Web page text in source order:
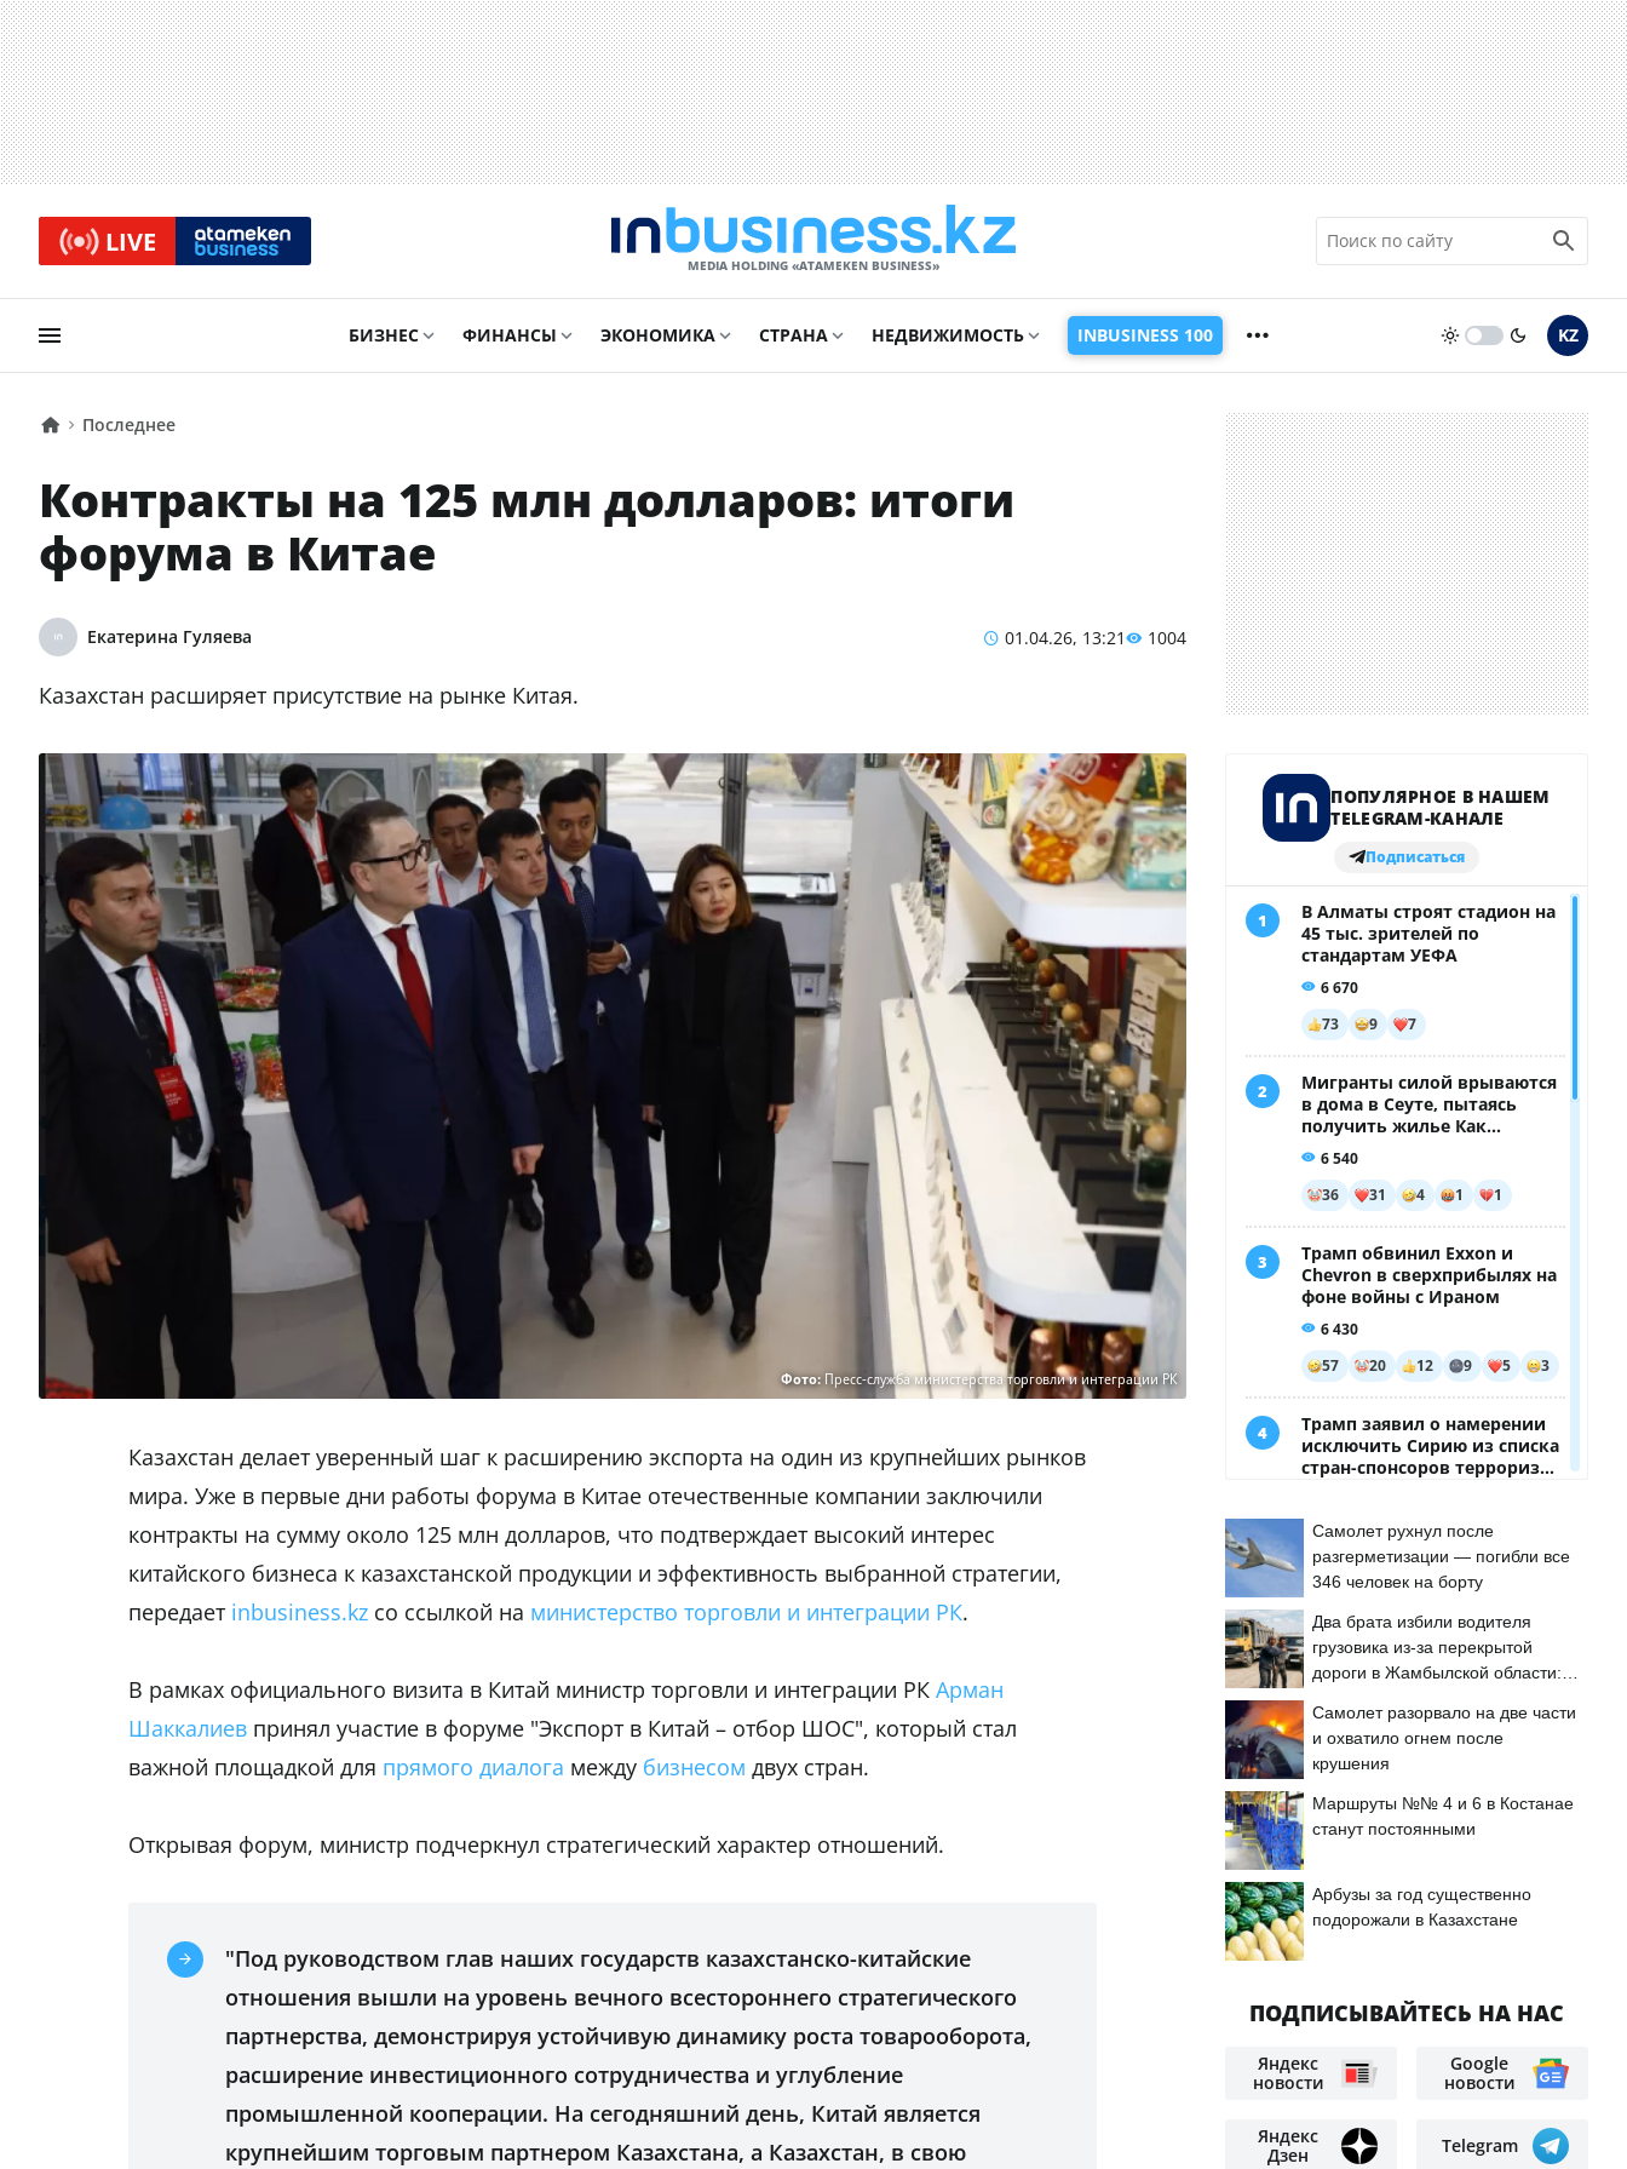
LIVE
MEDIA HOLDING «ATAMEKЕN BUSINESS»
БИЗНЕС ФИНАНСЫ ЭКОНОМИКА СТРАНА НЕДВИЖИМОСТЬ INBUSINESS 100 KZ
Последнее
Контракты на 125 млн долларов: итоги
форума в Китае
Екатерина Гуляева 01.04.26, 13:21 1004
Казахстан расширяет присутствие на рынке Китая.
Фото:Пресс-служба министерства торговли и интеграции РК
Казахстан делает уверенный шаг к расширению экспорта на один из крупнейших рынков
мира. Уже в первые дни работы форума в Китае отечественные компании заключили
контракты на сумму около 125 млн долларов, что подтверждает высокий интерес
китайского бизнеса к казахстанской продукции и эффективность выбранной стратегии,
передает inbusiness.kz со ссылкой на министерство торговли и интеграции РК.
В рамках официального визита в Китай министр торговли и интеграции РК Арман
Шаккалиев принял участие в форуме "Экспорт в Китай – отбор ШОС", который стал
важной площадкой для прямого диалога между бизнесом двух стран.
Открывая форум, министр подчеркнул стратегический характер отношений.
"Под руководством глав наших государств казахстанско-китайские
отношения вышли на уровень вечного всестороннего стратегического
партнерства, демонстрируя устойчивую динамику роста товарооборота,
расширение инвестиционного сотрудничества и углубление
промышленной кооперации. На сегодняшний день, Китай является
крупнейшим торговым партнером Казахстана, а Казахстан, в свою
Самолет рухнул после
разгерметизации — погибли все
346 человек на борту
Два брата избили водителя
грузовика из-за перекрытой
дороги в Жамбылской области:
Самолет разорвало на две части
и охватило огнем после
крушения
Маршруты №№ 4 и 6 в Костанае
станут постоянными
Арбузы за год существенно
подорожали в Казахстане
ПОДПИСЫВАЙТЕСЬ НА НАС
Яндекс
новости
Google
новости
Яндекс
Дзен
Telegram